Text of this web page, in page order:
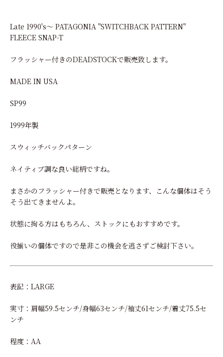
Late 1990's～ PATAGONIA "SWITCHBACK PATTERN"
FLEECE SNAP-T
フラッシャー付きのDEADSTOCKで販売致します。
MADE IN USA
SP99
1999年製
スウィッチバックパターン
ネイティブ調な良い総柄ですね。
まさかのフラッシャー付きで販売となります、こんな個体はそう
そう出てきませんよ。
状態に拘る方はもちろん、ストックにもおすすめです。
役揃いの個体ですので是非この機会を逃さずご検討下さい。
表記：LARGE
実寸：肩幅59.5センチ/身幅63センチ/袖丈61センチ/着丈75.5セ
ンチ
程度：AA